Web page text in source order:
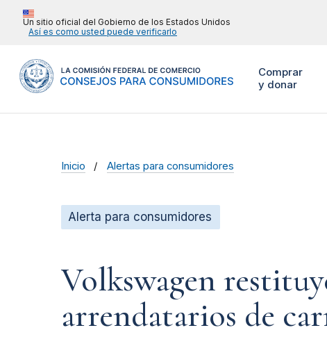
Un sitio oficial del Gobierno de los Estados Unidos
Así es como usted puede verificarlo
Comprar
y donar
Inicio Alertas para consumidores
Alerta para consumidores
Volkswagen
arrendatarios de